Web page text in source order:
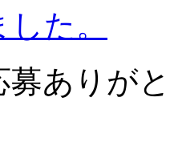
た。
募ありが